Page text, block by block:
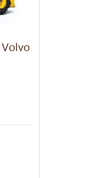
Volvo